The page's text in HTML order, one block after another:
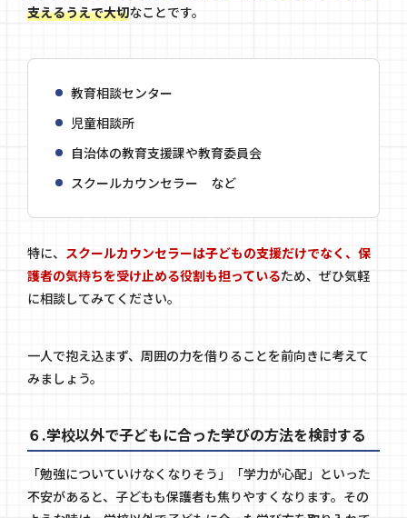
支えるうえで大切なことです。
教育相談センター
児童相談所
自治体の教育支援課や教育委員会
スクールカウンセラー など
特に、 スクールカウンセラーは子どもの支援だけでなく、保
護者の気持ちを受け止める役割も担っているため、ぜひ気軽
に相談してみてください。
一人で抱え込まず、周囲の力を借りることを前向きに考えて
みましょう。
６.学校以外で子どもに合った学びの方法を検討する
「勉強についていけなくなりそう」「学力が心配」といった
不安があると、子どもも保護者も焦りやすくなります。その